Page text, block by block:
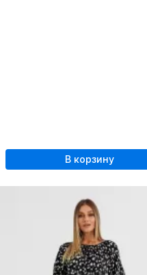
В корзину